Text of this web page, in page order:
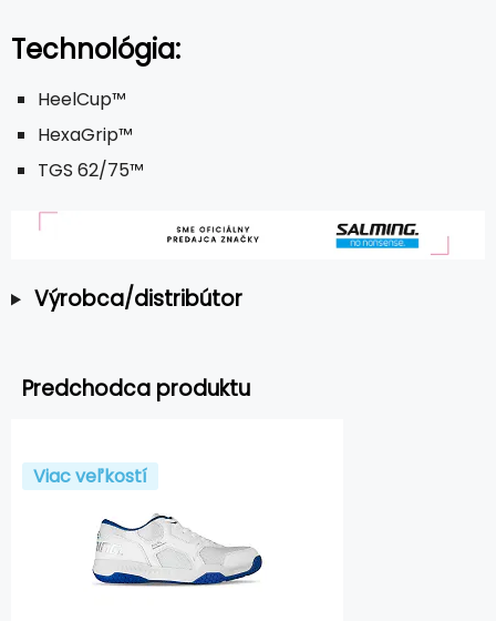
Technológia:
HeelCup™
HexaGrip™
TGS 62/75™
Výrobca/distribútor
Predchodca produktu
Viac veľkostí